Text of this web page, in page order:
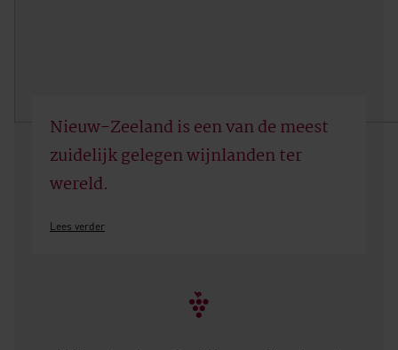
​Nieuw-Zeeland is een van de meest
zuidelijk gelegen wijnlanden ter
wereld.
Lees verder